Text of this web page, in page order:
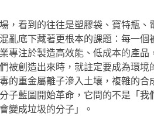
，看到的往往是塑膠袋、寶特瓶、
亂底下藏著更根本的課題：每一個
專注於製造高效能、低成本的產品
被創造出來時，就註定要成為環
的重金屬離子滲入土壤，複雜的合
子藍圖開始革命，它問的不是「我
變成垃圾的分子」。